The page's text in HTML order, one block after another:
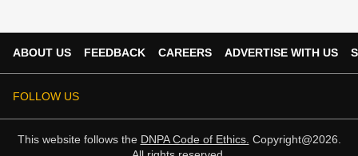
ABOUT US FEEDBACK CAREERS ADVERTISE WITH US
FOLLOW US
This website follows the DNPA Code of Ethics. Copyright@2026.